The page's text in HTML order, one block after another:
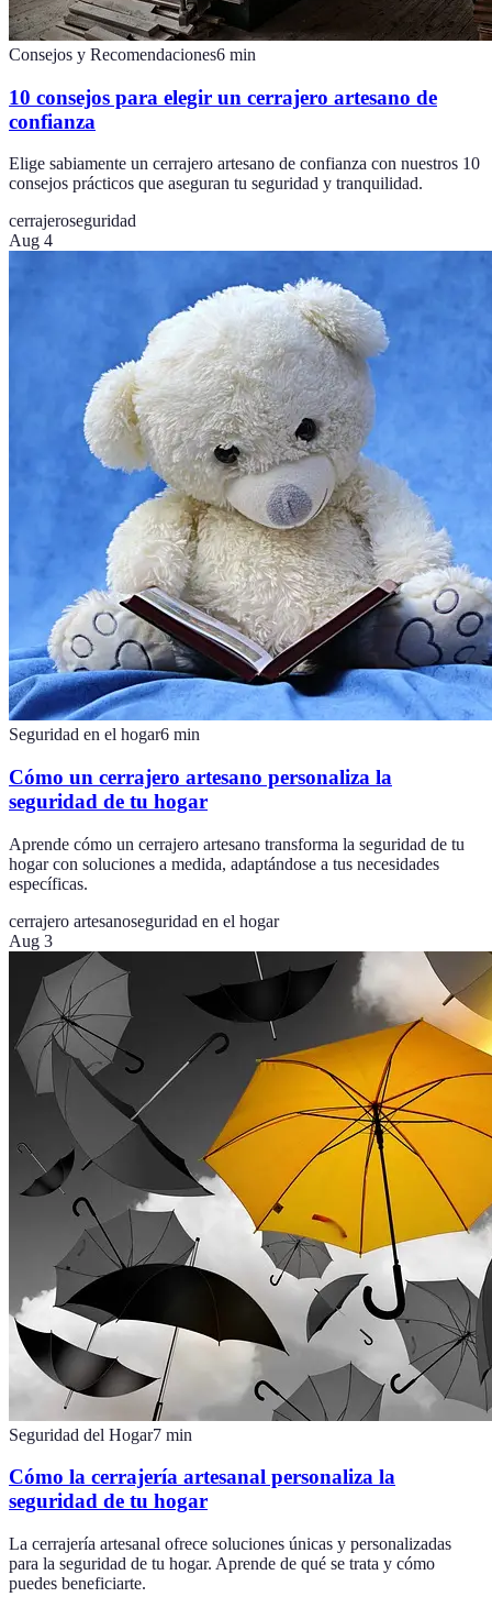
Consejos y Recomendaciones6 min
10 consejos para elegir un cerrajero artesano de
confianza
Elige sabiamente un cerrajero artesano de confianza con nuestros 10
consejos prácticos que aseguran tu seguridad y tranquilidad.
cerrajeroseguridad
Aug 4
Seguridad en el hogar6 min
Cómo un cerrajero artesano personaliza la
seguridad de tu hogar
Aprende cómo un cerrajero artesano transforma la seguridad de tu
hogar con soluciones a medida, adaptándose a tus necesidades
específicas.
cerrajero artesanoseguridad en el hogar
Aug 3
Seguridad del Hogar7 min
Cómo la cerrajería artesanal personaliza la
seguridad de tu hogar
La cerrajería artesanal ofrece soluciones únicas y personalizadas
para la seguridad de tu hogar. Aprende de qué se trata y cómo
puedes beneficiarte.